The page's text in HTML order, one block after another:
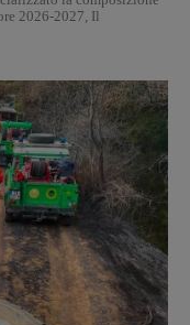
2026-2027, Il